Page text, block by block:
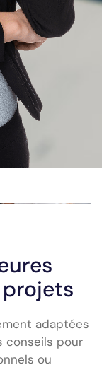
adaptées
conseils pour
ou